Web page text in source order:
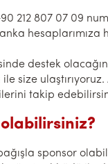
212 807 07 09
hesaplarımıza
destek
ulaştırıyoruz.
takip
sponsor